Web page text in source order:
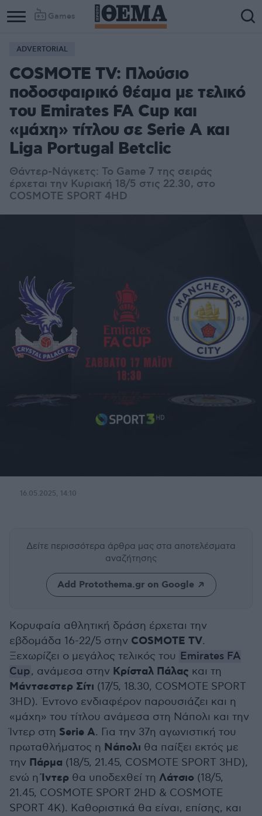
Games
ADVERTORIAL
COSMOTE TV: Πλούσιο
ποδοσφαιρικό θέαμα με τελικό
του Emirates FA Cup και
«μάχη» τίτλου σε Serie A και
Liga Portugal Betclic
Θάντερ-Νάγκετς: Το Game 7 της σειράς
έρχεται την Κυριακή 18/5 στις 22.30, στο
COSMOTE SPORT 4HD
16.05.2025, 14:10
Δείτε περισσότερα άρθρα μας στα αποτελέσματα
αναζήτησης
Add Protothema.gr on Google
Κορυφαία αθλητική δράση έρχεται την
εβδομάδα 16-22/5 στην COSMOTE TV.
Ξεχωρίζει ο μεγάλος τελικός του Emirates FA
Cup, ανάμεσα στην Κρίσταλ Πάλας και τη
Μάντσεστερ Σίτι (17/5, 18.30, COSMOTE SPORT
3HD). Έντονο ενδιαφέρον παρουσιάζει και η
«μάχη» του τίτλου ανάμεσα στη Νάπολι και την
Ίντερ στη Serie A. Για την 37η αγωνιστική του
πρωταθλήματος η Νάπολι θα παίξει εκτός με
την Πάρμα (18/5, 21.45, COSMOTE SPORT 3HD),
ενώ ηΊντερ θα υποδεχθεί τη Λάτσιο (18/5,
21.45, COSMOTE SPORT 2HD & COSMOTE
SPORT 4K). Καθοριστικά θα είναι, επίσης, και